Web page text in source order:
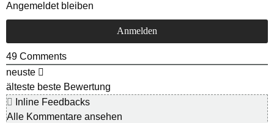
Angemeldet bleiben
49 Comments
neuste
älteste beste Bewertung
Inline Feedbacks
Alle Kommentare ansehen